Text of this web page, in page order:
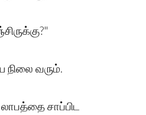
வரும்.
சாப்பிட